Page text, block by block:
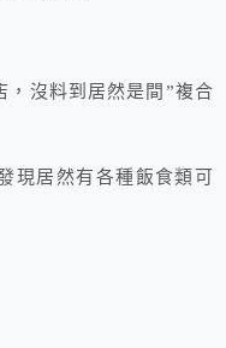
，沒料到居然是間”複合
現居然有各種飯食類可